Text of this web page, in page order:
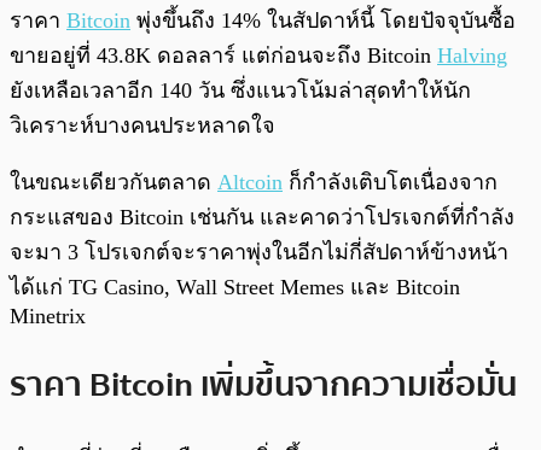
0:00 0:00
ราคา Bitcoin พุ่งขึ้นถึง 14% ในสัปดาห์นี้ โดยปัจจุบันซื้อ
ขายอยู่ที่ 43.8K ดอลลาร์ แต่ก่อนจะถึง Bitcoin Halving
ยังเหลือเวลาอีก 140 วัน ซึ่งแนวโน้มล่าสุดทำให้นัก
วิเคราะห์บางคนประหลาดใจ
ในขณะเดียวกันตลาด Altcoin ก็กำลังเติบโตเนื่องจาก
กระแสของ Bitcoin เช่นกัน และคาดว่าโปรเจกต์ที่กำลัง
จะมา 3 โปรเจกต์จะราคาพุ่งในอีกไม่กี่สัปดาห์ข้างหน้า
ได้แก่ TG Casino, Wall Street Memes และ Bitcoin
Minetrix
ราคา Bitcoin เพิ่มขึ้นจากความเชื่อมั่น